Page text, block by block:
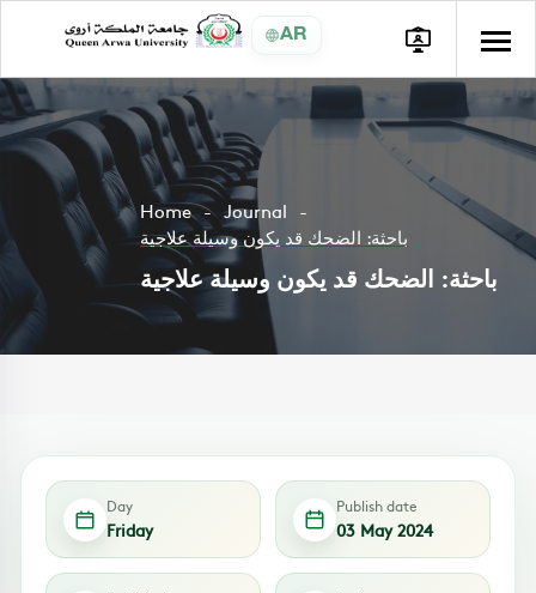
AR
Home
Journal
باحثة: الضحك قد يكون وسيلة علاجية
باحثة: الضحك قد يكون وسيلة علاجية
Day
Friday
Publish date
03 May 2024